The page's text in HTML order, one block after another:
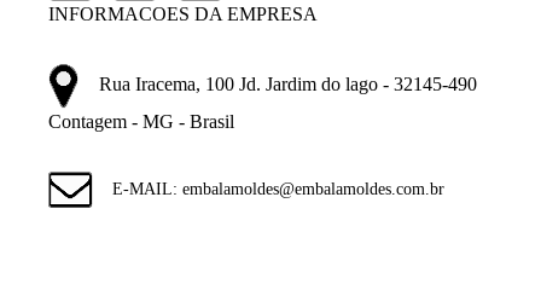
INFORMACOES DA EMPRESA
Rua Iracema, 100 Jd. Jardim do lago - 32145-490
Contagem - MG - Brasil
E-MAIL: embalamoldes@embalamoldes.com.br